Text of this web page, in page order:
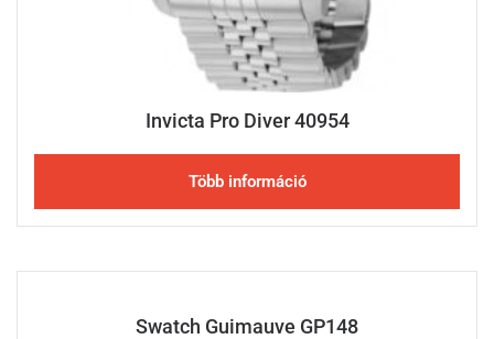
Invicta Pro Diver 40954
Több információ
Swatch Guimauve GP148